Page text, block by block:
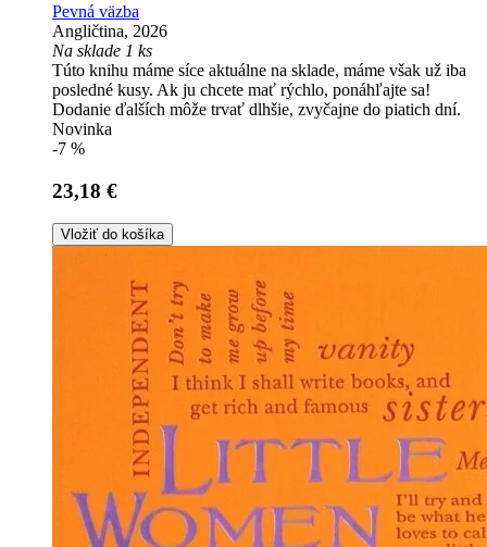
Pevná väzba
Angličtina, 2026
Na sklade 1 ks
Túto knihu máme síce aktuálne na sklade, máme však už iba
posledné kusy. Ak ju chcete mať rýchlo, ponáhľajte sa!
Dodanie ďalších môže trvať dlhšie, zvyčajne do piatich dní.
Novinka
-7 %
23,18 €
Vložiť do košíka